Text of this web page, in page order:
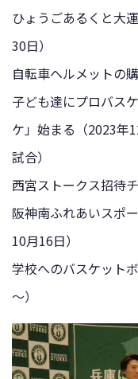
ひょうごあるくと大
30日）
自転車ヘルメットの
子ども達にプロバス
ケ」始まる（2023
試合）
西宮ストークス招待
阪神南ふれあいスポ
10月16日）
学校へのバスケット
～）